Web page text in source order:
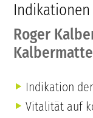
Roger
Indikation
Vitalität auf